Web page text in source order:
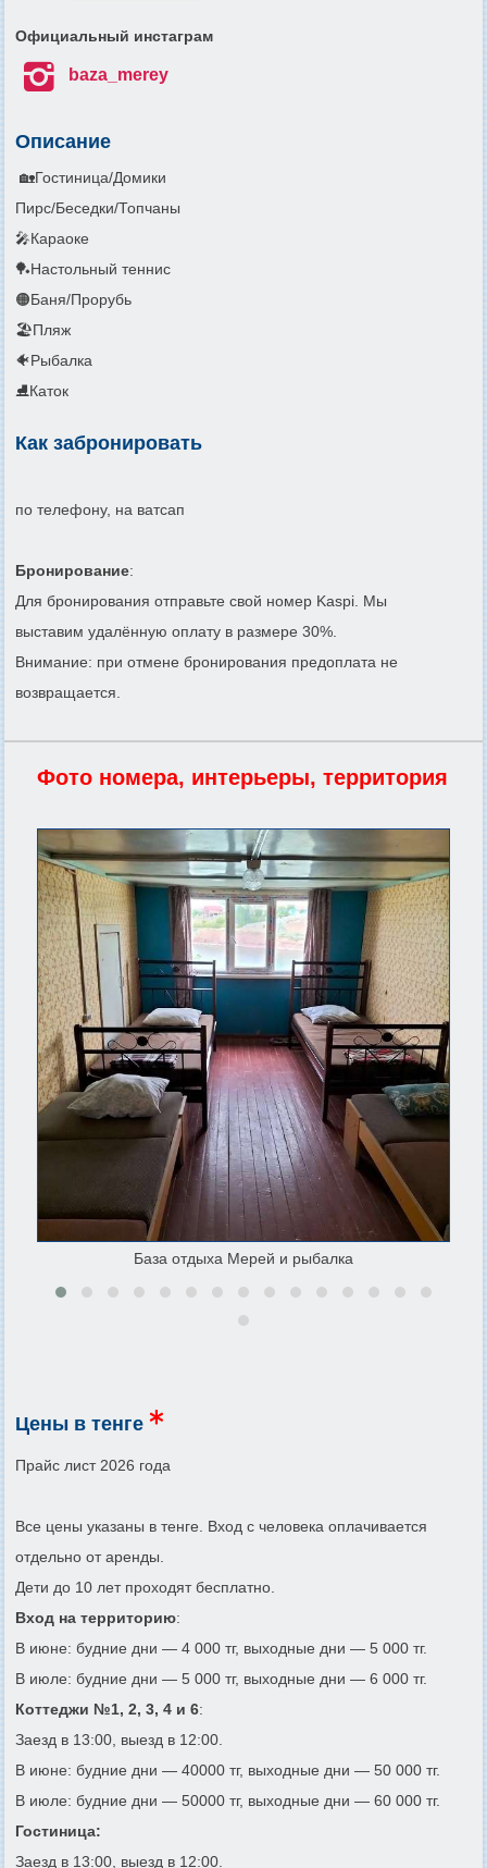
Официальный инстаграм
 baza_merey
Описание
🏡Гостиница/Домики
Пирс/Беседки/Топчаны
🎤Караоке
🏓Настольный теннис
🟠Баня/Прорубь
🏖️Пляж
🐠Рыбалка
⛸️Каток
Как забронировать
по телефону, на ватсап
Бронирование:
Для бронирования отправьте свой номер Kaspi. Мы
выставим удалённую оплату в размере 30%.
Внимание: при отмене бронирования предоплата не
возвращается.
Фото номера, интерьеры, территория
База отдыха Мерей и рыбалка
Цены в тенге
Прайс лист 2026 года
Все цены указаны в тенге. Вход с человека оплачивается
отдельно от аренды.
Дети до 10 лет проходят бесплатно.
Вход на территорию:
В июне: будние дни — 4 000 тг, выходные дни — 5 000 тг.
В июле: будние дни — 5 000 тг, выходные дни — 6 000 тг.
Коттеджи №1, 2, 3, 4 и 6:
Заезд в 13:00, выезд в 12:00.
В июне: будние дни — 40000 тг, выходные дни — 50 000 тг.
В июле: будние дни — 50000 тг, выходные дни — 60 000 тг.
Гостиница:
Заезд в 13:00, выезд в 12:00.